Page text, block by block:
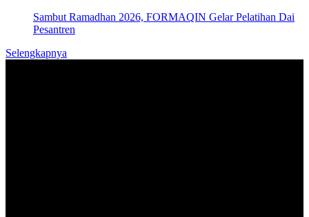
Sambut Ramadhan 2026, FORMAQIN Gelar Pelatihan Dai
Pesantren
Selengkapnya